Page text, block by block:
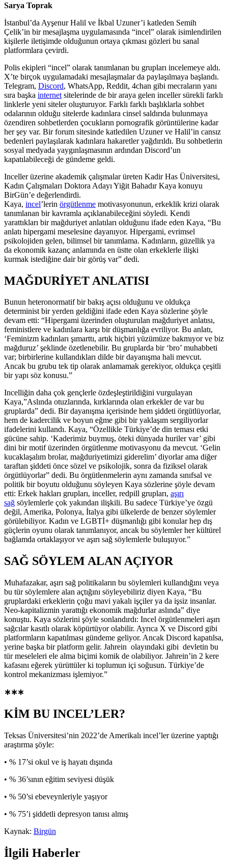
Sarya Toprak
İstanbul’da Ayşenur Halil ve İkbal Uzuner’i katleden Semih
Çelik’in bir mesajlaşma uygulamasında “incel” olarak isimlendirilen
kişilerle iletişimde olduğunun ortaya çıkması gözleri bu sanal
platformlara çevirdi.
Polis ekipleri “incel” olarak tanımlanan bu grupları incelemeye aldı.
X’te birçok uygulamadaki mesajlaşmalar da paylaşılmaya başlandı.
Telegram, Discord, WhatsApp, Reddit, 4chan gibi mecraların yanı
sıra başka internet sitelerinde de bir araya gelen inceller sürekli farklı
linklerle yeni siteler oluşturuyor. Farklı farklı başlıklarla sohbet
odalarının olduğu sitelerde kadınlara cinsel saldırıda bulunmaya
özendiren sohbetlerden çocukların pornografik görüntülerine kadar
her şey var. Bir forum sitesinde katledilen Uzuner ve Halil’in cansız
bedenleri paylaşılarak kadınlara hakaretler yağdırıldı. Bu sohbetlerin
sosyal medyada yaygınlaşmasının ardından Discord’un
kapatılabileceği de gündeme geldi.
Inceller üzerine akademik çalışmalar üreten Kadir Has Üniversitesi,
Kadın Çalışmaları Doktora Adayı Yiğit Bahadır Kaya konuyu
BirGün’e değerlendirdi.
Kaya, incel’lerin örgütlenme motivasyonunun, erkeklik krizi olarak
tanımlanan bir kavramla açıklanabileceğini söyledi. Kendi
yarattıkları bir mağduriyet anlatıları olduğunu ifade eden Kaya, “Bu
anlatı hipergami meselesine dayanıyor. Hipergami, evrimsel
psikolojiden gelen, bilimsel bir tanımlama. Kadınların, güzellik ya
da ekonomik kazanç anlamında en üstte olan erkeklerle ilişki
kurmak istediğine dair bir görüş var” dedi.
MAĞDURİYET ANLATISI
Bunun heteronormatif bir bakış açısı olduğunu ve oldukça
determinist bir yerden geldiğini ifade eden Kaya sözlerine şöyle
devam etti: “Hipergami üzerinden oluşturulan mağduriyet anlatısı,
feministlere ve kadınlara karşı bir düşmanlığa evriliyor. Bu anlatı,
‘Feminizm kadınları şımarttı, artık hiçbiri yüzümüze bakmıyor ve biz
mağduruz’ şeklinde özetlenebilir. Bu gruplarda bir ‘bro’ muhabbeti
var; birbirlerine kullandıkları dilde bir dayanışma hali mevcut.
Ancak bu grubu tek tip olarak anlamamak gerekiyor, oldukça çeşitli
bir yapı söz konusu.”
Incelliğin daha çok gençlerle özdeşleştirildiğini vurgulayan
Kaya,”Aslında otuzlarında, kırklarında olan erkekler de var bu
gruplarda” dedi. Bir dayanışma içerisinde hem şiddeti örgütlüyorlar,
hem de kadercilik ve boyun eğme gibi bir yaklaşım sergiliyorlar
ifadelerini kullandı. Kaya, “Özellikle Türkiye’de din teması etki
gücüne sahip. ‘Kaderimiz buymuş, öteki dünyada huriler var’ gibi
dini bir motif üzerinden örgütlenme motivasyonu da mevcut. ‘Gelin
kucaklaşalım brolar, mağduriyetimizi giderelim’ diyorlar ama diğer
taraftan şiddeti önce sözel ve psikolojik, sonra da fiziksel olarak
örgütlüyorlar” dedi. Bu örgütlenmelerin aynı zamanda sınıfsal ve
politik bir boyutu olduğunu söyleyen Kaya sözlerine şöyle devam
etti: Erkek hakları grupları, inceller, redpill grupları, aşırı
sağ söylemlerle çok yakından ilişkili. Bu sadece Türkiye’ye özgü
değil, Amerika, Polonya, İtalya gibi ülkelerde de benzer söylemler
görülebiliyor. Kadın ve LGBTİ+ düşmanlığı gibi konular hep dış
güçlerin oyunu olarak tanımlanıyor, ancak bu söylemler her kültürel
bağlamda ortaklaşıyor ve aşırı sağ söylemlerle buluşuyor.”
SAĞ SÖYLEM ALAN AÇIYOR
Muhafazakar, aşırı sağ politikaların bu söylemleri kullandığını veya
bu tür söylemlere alan açtığını söyleyebiliriz diyen Kaya, “Bu
gruplardaki erkeklerin çoğu mavi yakalı işçiler ya da işsiz insanlar.
Neo-kapitalizmin yarattığı ekonomik mağdurlar aslında” diye
konuştu. Kaya sözlerini şöyle sonlandırdı: Incel örgütlenmeleri aşırı
sağcılar kasıtlı olarak köpürtüyor olabilir. Ayrıca X ve Discord gibi
platformların kapatılması gündeme geliyor. Ancak Discord kapatılsa,
yerine başka bir platform gelir. Jahrein olayındaki gibi devletin bu
tür meseleleri ele alma biçimi komik de olabiliyor. Jahrein’in 2 kere
kafasını eğerek yürüttüler ki toplumun içi soğusun. Türkiye’de
kontrol mekanizması işlemiyor.”
∗∗∗
KİM BU INCEL’LER?
Teksas Üniversitesi’nin 2022’de Amerikalı incel’ler üzerine yaptığı
araştırma şöyle:
• % 17’si okul ve iş hayatı dışında
• % 36’sının eğitim seviyesi düşük
• % 50’si ebeveynleriyle yaşıyor
• % 75’i şiddetli depresyon tanısı almış
Kaynak: Birgün
İlgili Haberler